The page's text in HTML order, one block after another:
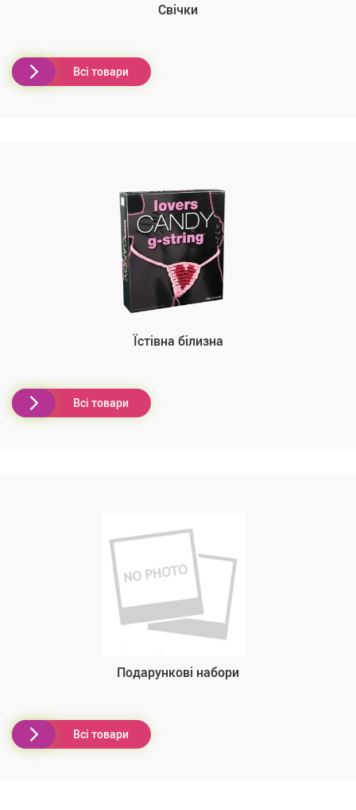
Свічки
Всі товари
Їстівна білизна
Всі товари
Подарункові набори
Всі товари